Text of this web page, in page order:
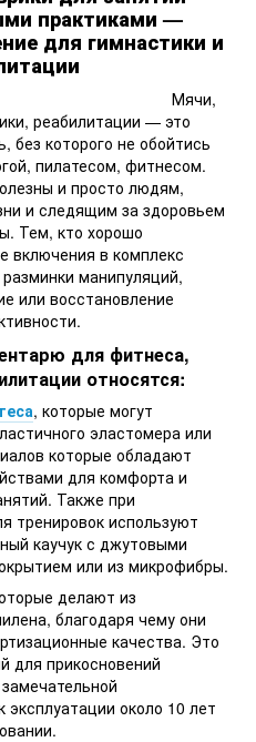
практиками —
для гимнастики и
Мячи,
реабилитации — это
без которого не обойтись
пилатесом, фитнесом.
и просто людям,
и следящим за здоровьем
Тем, кто хорошо
включения в комплекс
манипуляций,
или восстановление
для фитнеса,
относятся:
, которые могут
эластомера или
которые обладают
для комфорта и
Также при
тренировок используют
каучук с джутовыми
или из микрофибры.
делают из
благодаря чему они
качества. Это
для прикосновений
около 10 лет